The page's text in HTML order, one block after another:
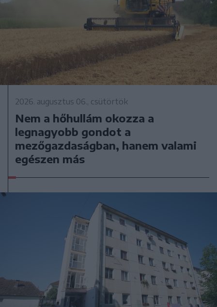
2026. augusztus 06., csütörtök
Nem a hőhullám okozza a
legnagyobb gondot a
mezőgazdaságban, hanem valami
egészen más